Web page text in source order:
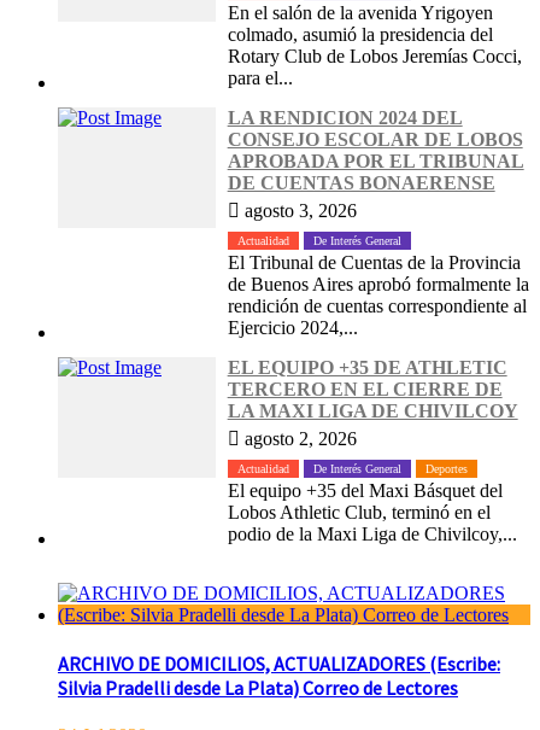
En el salón de la avenida Yrigoyen
colmado, asumió la presidencia del
Rotary Club de Lobos Jeremías Cocci,
para el...
LA RENDICION 2024 DEL
CONSEJO ESCOLAR DE LOBOS
APROBADA POR EL TRIBUNAL
DE CUENTAS BONAERENSE
agosto 3, 2026
Actualidad De Interés General
El Tribunal de Cuentas de la Provincia
de Buenos Aires aprobó formalmente la
rendición de cuentas correspondiente al
Ejercicio 2024,...
EL EQUIPO +35 DE ATHLETIC
TERCERO EN EL CIERRE DE
LA MAXI LIGA DE CHIVILCOY
agosto 2, 2026
Actualidad De Interés General Deportes
El equipo +35 del Maxi Básquet del
Lobos Athletic Club, terminó en el
podio de la Maxi Liga de Chivilcoy,...
ARCHIVO DE DOMICILIOS, ACTUALIZADORES (Escribe:
Silvia Pradelli desde La Plata) Correo de Lectores